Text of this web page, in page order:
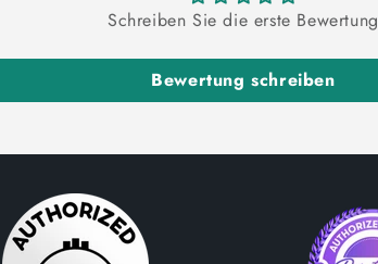
Schreiben Sie die erste Bewertung
Bewertung schreiben